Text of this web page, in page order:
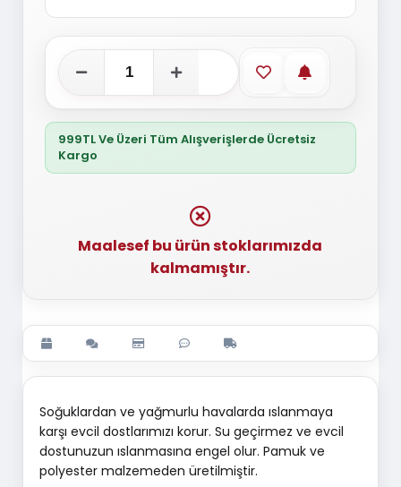
Favorilere ekle
Stoğa
999TL Ve Üzeri Tüm Alışverişlerde Ücretsiz
Kargo
Maalesef bu ürün stoklarımızda
kalmamıştır.
Soğuklardan ve yağmurlu havalarda ıslanmaya
karşı evcil dostlarımızı korur. Su geçirmez ve evcil
dostunuzun ıslanmasına engel olur. Pamuk ve
polyester malzemeden üretilmiştir.